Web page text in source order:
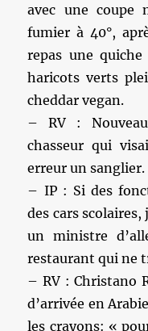
avec une coupe
fumier à 40°,
repas une
haricots verts
cheddar vegan.
– RV :
chasseur qui
erreur un sanglier.
– IP : Si des
des cars scolaires,
un ministre
restaurant qui ne
– RV : Christano
d’arrivée en
les crayons: «